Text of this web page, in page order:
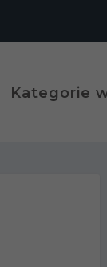
Kategorie